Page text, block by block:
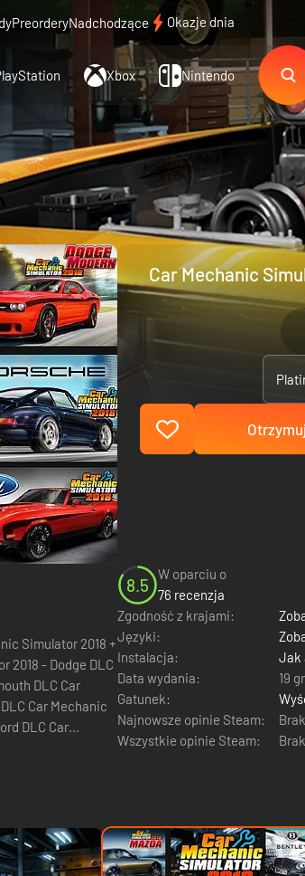
PreorderyNadchodzące Okazje dnia
Xbox Nintendo
Car Mechanic
Simulator 2018 +
DLC Car
Car Mechanic
DLC Car
8.5
W oparciu o
76 recenzja
Zgodność z krajami:
Języki:
Instalacja:
Jak
Data wydania:
19
Gatunek:
Najnowsze opinie Steam:
Wszystkie opinie Steam: